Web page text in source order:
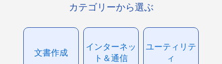
カテゴリーから選ぶ
文書作成
インターネッ
ト＆通信
ユーティリテ
ィ